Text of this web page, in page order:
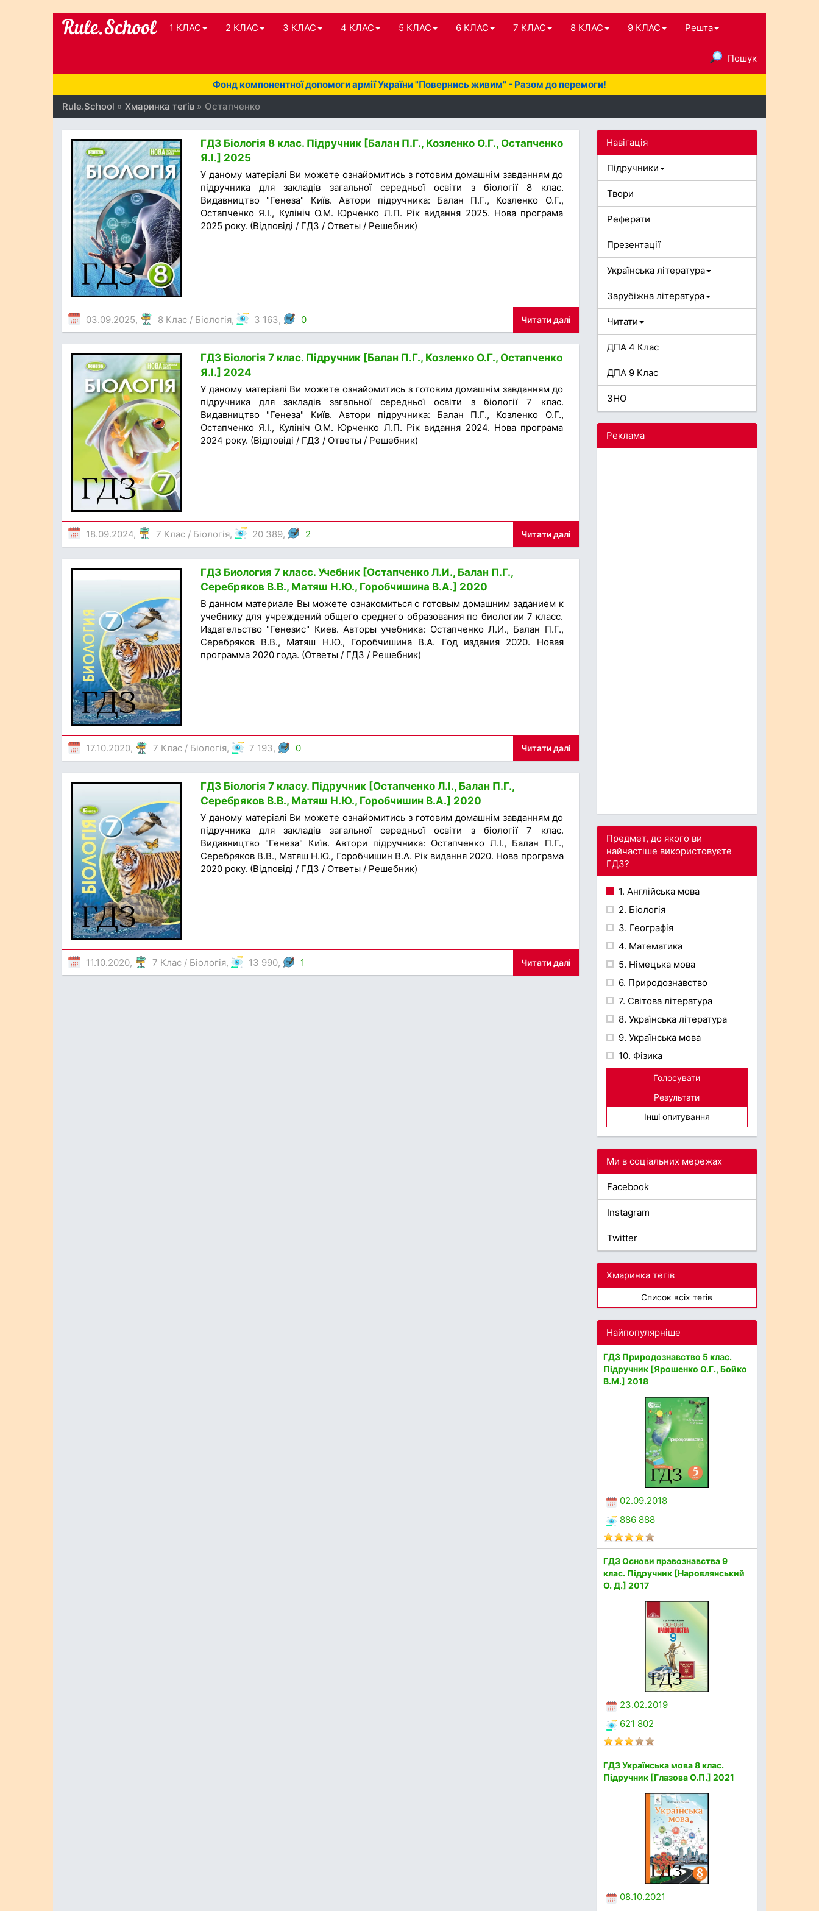
1 КЛАС 2 КЛАС 3 КЛАС 4 КЛАС 5 КЛАС 6 КЛАС 7 КЛАС 8 КЛАС 9 КЛАС Решта
Пошук
Фонд компонентної допомоги армії України "Повернись живим" - Разом до перемоги!
Rule.School » Хмаринка теґів » Остапченко
ГДЗ Біологія 8 клас. Підручник [Балан П.Г., Козленко О.Г., Остапченко
Я.І.] 2025
У даному матеріалі Ви можете ознайомитись з готовим домашнім завданням до
підручника для закладів загальної середньої освіти з біології 8 клас.
Видавництво "Генеза" Київ. Автори підручника: Балан П.Г., Козленко О.Г.,
Остапченко Я.І., Кулініч О.М. Юрченко Л.П. Рік видання 2025. Нова програма
2025 року. (Відповіді / ГДЗ / Ответы / Решебник)
03.09.2025, 8 Клас / Біологія, 3 163, 0 Читати далі
ГДЗ Біологія 7 клас. Підручник [Балан П.Г., Козленко О.Г., Остапченко
Я.І.] 2024
У даному матеріалі Ви можете ознайомитись з готовим домашнім завданням до
підручника для закладів загальної середньої освіти з біології 7 клас.
Видавництво "Генеза" Київ. Автори підручника: Балан П.Г., Козленко О.Г.,
Остапченко Я.І., Кулініч О.М. Юрченко Л.П. Рік видання 2024. Нова програма
2024 року. (Відповіді / ГДЗ / Ответы / Решебник)
18.09.2024, 7 Клас / Біологія, 20 389, 2 Читати далі
ГДЗ Биология 7 класс. Учебник [Остапченко Л.И., Балан П.Г.,
Серебряков В.В., Матяш Н.Ю., Горобчишина В.А.] 2020
В данном материале Вы можете ознакомиться с готовым домашним заданием к
учебнику для учреждений общего среднего образования по биологии 7 класс.
Издательство "Генезис" Киев. Авторы учебника: Остапченко Л.И., Балан П.Г.,
Серебряков В.В., Матяш Н.Ю., Горобчишина В.А. Год издания 2020. Новая
программа 2020 года. (Ответы / ГДЗ / Решебник)
17.10.2020, 7 Клас / Біологія, 7 193, 0 Читати далі
ГДЗ Біологія 7 класу. Підручник [Остапченко Л.І., Балан П.Г.,
Серебряков В.В., Матяш Н.Ю., Горобчишин В.А.] 2020
У даному матеріалі Ви можете ознайомитись з готовим домашнім завданням до
підручника для закладів загальної середньої освіти з біології 7 клас.
Видавництво "Генеза" Київ. Автори підручника: Остапченко Л.І., Балан П.Г.,
Серебряков В.В., Матяш Н.Ю., Горобчишин В.А. Рік видання 2020. Нова програма
2020 року. (Відповіді / ГДЗ / Ответы / Решебник)
11.10.2020, 7 Клас / Біологія, 13 990, 1 Читати далі
Навігація
Підручники
Твори
Реферати
Презентації
Українська література
Зарубіжна література
Читати
ДПА 4 Клас
ДПА 9 Клас
ЗНО
Реклама
Предмет, до якого ви
найчастіше використовуєте
ГДЗ?
1. Англійська мова
2. Біологія
3. Географія
4. Математика
5. Німецька мова
6. Природознавство
7. Світова література
8. Українська література
9. Українська мова
10. Фізика
Голосувати
Результати
Інші опитування
Ми в соціальних мережах
Facebook
Instagram
Twitter
Хмаринка тегів
Список всіх тегів
Найпопулярніше
ГДЗ Природознавство 5 клас.
Підручник [Ярошенко О.Г., Бойко
В.М.] 2018
02.09.2018
886 888
ГДЗ Основи правознавства 9
клас. Підручник [Наровлянський
О. Д.] 2017
23.02.2019
621 802
ГДЗ Українська мова 8 клас.
Підручник [Глазова О.П.] 2021
08.10.2021